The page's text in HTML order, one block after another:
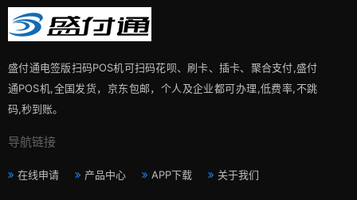
盛付通电签版扫码POS机可扫码花呗、刷卡、插卡、聚合支付,盛付
通POS机,全国发货，京东包邮，个人及企业都可办理,低费率,不跳
码,秒到账。
导航链接
在线申请 产品中心 APP下载 关于我们